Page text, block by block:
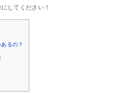
してください！
るの？